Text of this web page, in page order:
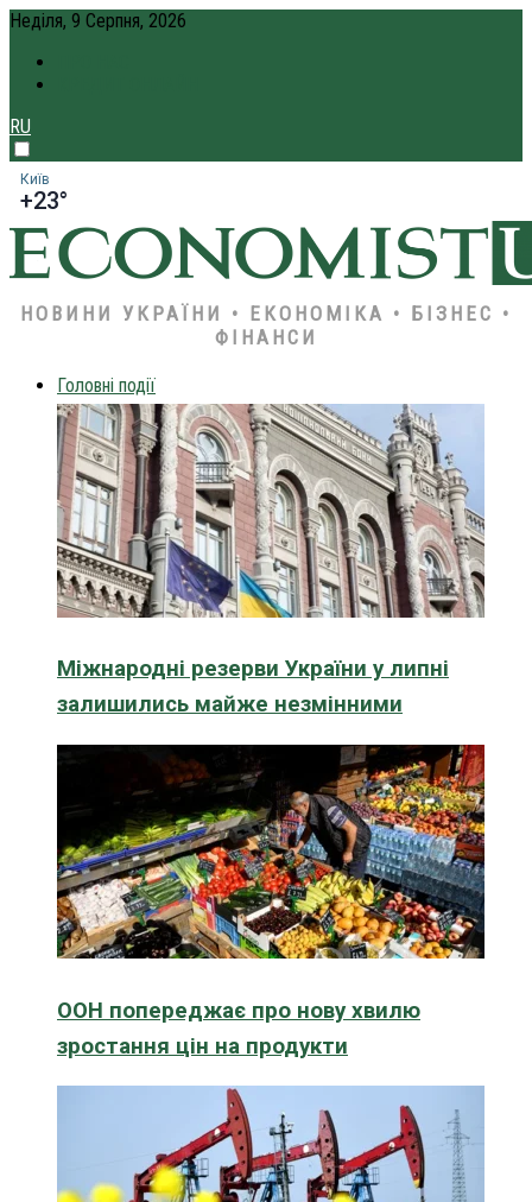
Неділя, 9 Серпня, 2026
RU
Київ
+23°
НОВИНИ УКРАЇНИ • ЕКОНОМІКА • БІЗНЕС •
ФІНАНСИ
Головні події
Міжнародні резерви України у липні
залишились майже незмінними
ООН попереджає про нову хвилю
зростання цін на продукти